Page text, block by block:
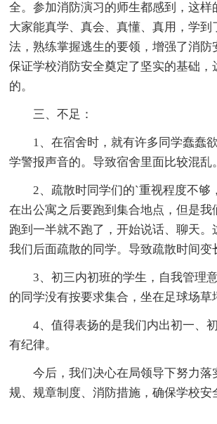
全。参加消防演习的师生都感到，这样
大家能真学、真会、真懂、真用，学到
法，熟练掌握逃生的要领，增强了消防
保证学校消防安全奠定了坚实的基础，
的。
三、不足：
1、在宿舍时，就有许多同学蠢蠢
学警报声音的。导致宿舍里面比较混乱。
2、疏散时同学们的`重视程度不够
在出公寓之后要跑到集合地点，但是我
跑到一半就不跑了，开始说话、聊天。
我们后面疏散的同学。导致疏散时间变
3、初三内初班的学生，自我管理
的同学没有按要求集合，坐在足球场草
4、值得表扬的是我们内出初一、
有纪律。
今后，我们决心在局领导下努力落
规、规章制度、消防措施，确保学校安